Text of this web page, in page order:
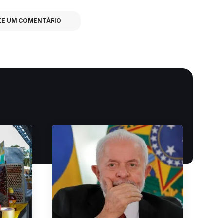
UM COMENTÁRIO